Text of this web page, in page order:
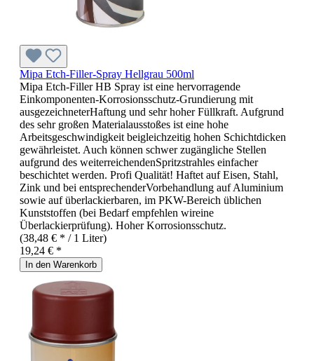
Mipa Etch-Filler-Spray Hellgrau 500ml
Mipa Etch-Filler HB Spray ist eine hervorragende
Einkomponenten-Korrosionsschutz-Grundierung mit
ausgezeichneterHaftung und sehr hoher Füllkraft. Aufgrund
des sehr großen Materialausstoßes ist eine hohe
Arbeitsgeschwindigkeit beigleichzeitig hohen Schichtdicken
gewährleistet. Auch können schwer zugängliche Stellen
aufgrund des weiterreichendenSpritzstrahles einfacher
beschichtet werden. Profi Qualität! Haftet auf Eisen, Stahl,
Zink und bei entsprechenderVorbehandlung auf Aluminium
sowie auf überlackierbaren, im PKW-Bereich üblichen
Kunststoffen (bei Bedarf empfehlen wireine
Überlackierprüfung). Hoher Korrosionsschutz.
(38,48 € * / 1 Liter)
19,24 € *
In den Warenkorb